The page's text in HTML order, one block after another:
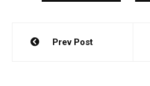
Navegación
Prev Post